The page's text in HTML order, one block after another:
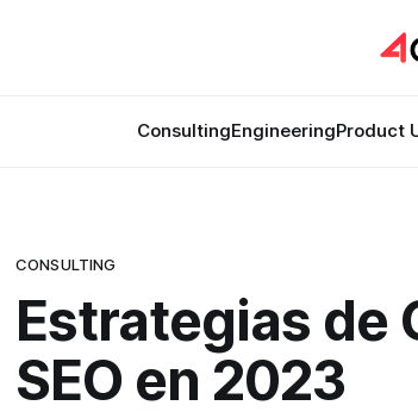
ConsultingEngineeringProduct
CONSULTING
Estrategias de
SEO en 2023